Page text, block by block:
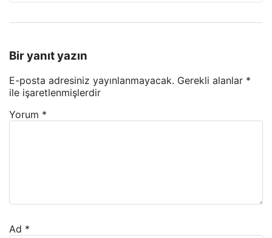
Bir yanıt yazın
E-posta adresiniz yayınlanmayacak. Gerekli alanlar *
ile işaretlenmişlerdir
Yorum *
Ad *